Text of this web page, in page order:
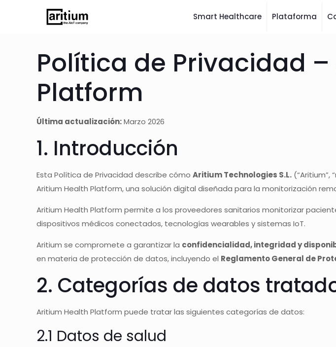
Smart Healthcare Plataforma
Política de Privacidad
Platform
Última actualización:Marzo 2026
1. Introducción
Esta Política de Privacidad describe cómoAritium Technologies S.L.
Aritium Health Platform, una solución digital diseñada para la monitorización
Aritium Health Platform permite a los proveedores sanitarios monitorizar
dispositivos médicos conectados, tecnologías wearables y sistemas IoT.
Aritium se compromete a garantizar la confidencialidad, integridad y
en materia de protección de datos, incluyendo el Reglamento General de
2. Categorías de datos
Aritium Health Platform puede tratar las siguientes categorías de datos:
2.1 Datos de salud